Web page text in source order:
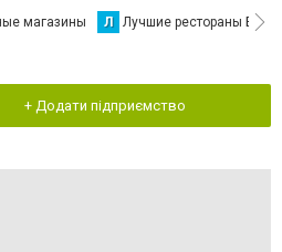
магазины Л Лучшие рестораны
+ Додати підприємство